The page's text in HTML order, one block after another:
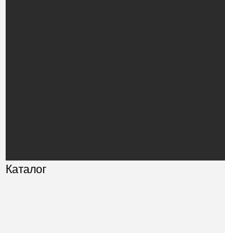
Каталог